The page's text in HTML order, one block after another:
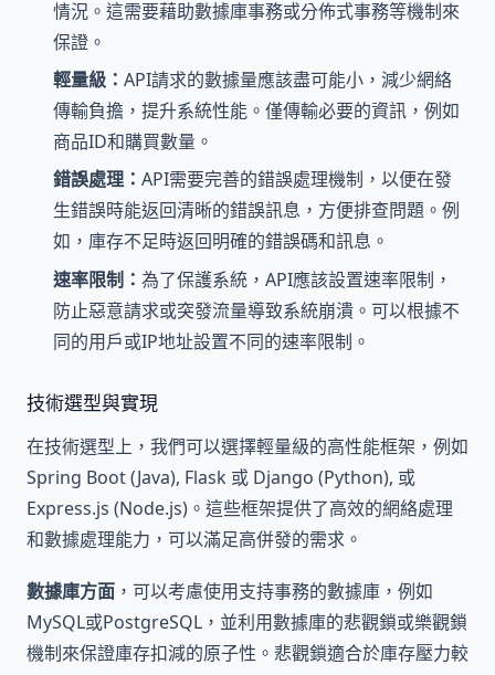
情況。這需要藉助數據庫事務或分佈式事務等機制來
保證。
輕量級： API請求的數據量應該盡可能小，減少網絡
傳輸負擔，提升系統性能。僅傳輸必要的資訊，例如
商品ID和購買數量。
錯誤處理： API需要完善的錯誤處理機制，以便在發
生錯誤時能返回清晰的錯誤訊息，方便排查問題。例
如，庫存不足時返回明確的錯誤碼和訊息。
速率限制： 為了保護系統，API應該設置速率限制，
防止惡意請求或突發流量導致系統崩潰。可以根據不
同的用戶或IP地址設置不同的速率限制。
技術選型與實現
在技術選型上，我們可以選擇輕量級的高性能框架，例如
Spring Boot (Java), Flask 或 Django (Python), 或
Express.js (Node.js)。這些框架提供了高效的網絡處理
和數據處理能力，可以滿足高併發的需求。
數據庫方面 ，可以考慮使用支持事務的數據庫，例如
MySQL或PostgreSQL，並利用數據庫的悲觀鎖或樂觀鎖
機制來保證庫存扣減的原子性。悲觀鎖適合於庫存壓力較